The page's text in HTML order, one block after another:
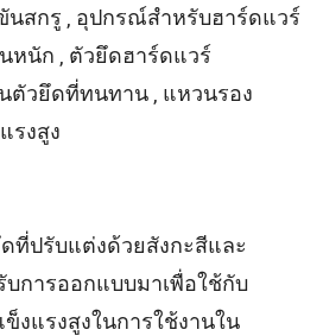
นสกรู , อุปกรณ์สำหรับฮาร์ดแวร์
หนัก , ตัวยึดฮาร์ดแวร์
ตัวยึดที่ทนทาน , แหวนรอง
รงสูง
ที่ปรับแต่งด้วยสังกะสีและ
บการออกแบบมาเพื่อใช้กับ
แรงสูงในการใช้งานใน